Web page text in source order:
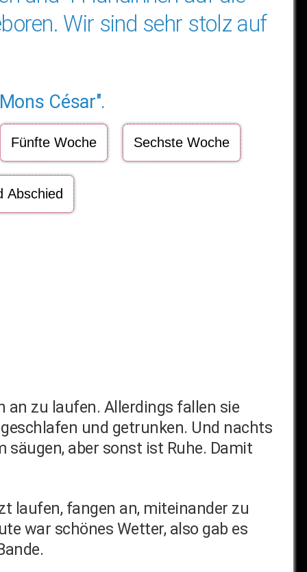
Wir sind sehr stolz auf
César".
Fünfte Woche Sechste Woche
Abschied
an zu laufen. Allerdings fallen sie
und getrunken. Und nachts
säugen, aber sonst ist Ruhe. Damit
laufen, fangen an, miteinander zu
war schönes Wetter, also gab es